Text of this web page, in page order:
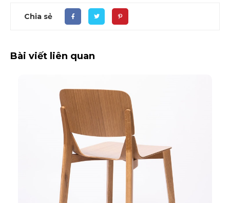
Chia sẻ
Bài viết liên quan